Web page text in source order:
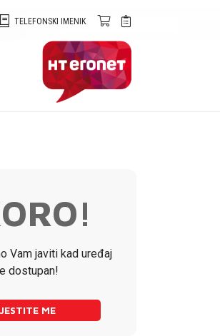
TELEFONSKI IMENIK
Vam javiti kad uređaj
dostupan!
ME